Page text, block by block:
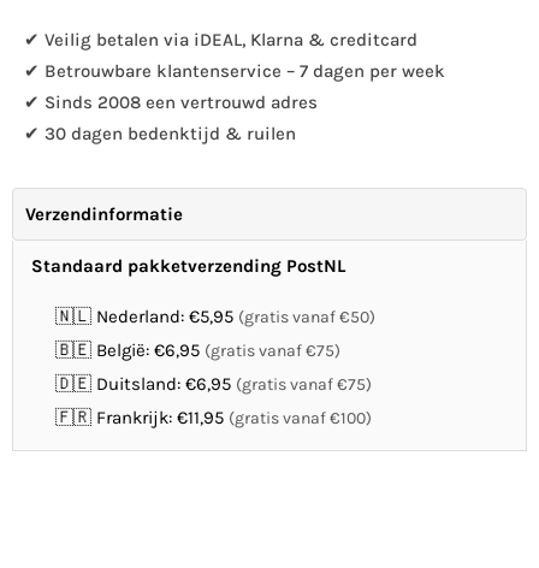
✔ Veilig betalen via iDEAL, Klarna & creditcard
✔ Betrouwbare klantenservice – 7 dagen per week
✔ Sinds 2008 een vertrouwd adres
✔ 30 dagen bedenktijd & ruilen
Verzendinformatie
Standaard pakketverzending PostNL
🇳🇱 Nederland: €5,95 (gratis vanaf €50)
🇧🇪 België: €6,95 (gratis vanaf €75)
🇩🇪 Duitsland: €6,95 (gratis vanaf €75)
🇫🇷 Frankrijk: €11,95 (gratis vanaf €100)